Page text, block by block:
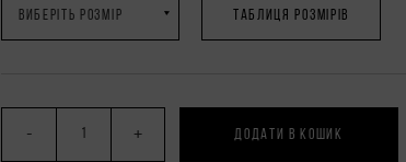
ТАБЛИЦЯ РОЗМІРІВ
- + ДОДАТИ В КОШИК